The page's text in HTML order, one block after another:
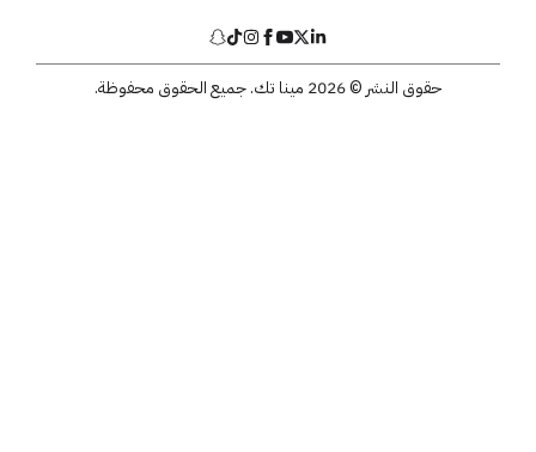
حقوق النشر © 2026 مينا تك. جميع الحقوق محفوظة.